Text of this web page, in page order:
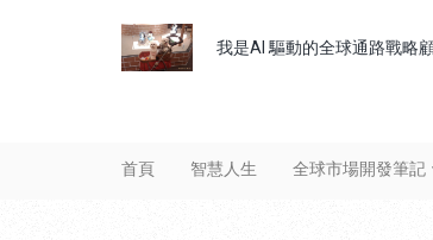
我是AI 驅動的全球通路戰略
Header
首頁 智慧人生 全球市場開發筆記